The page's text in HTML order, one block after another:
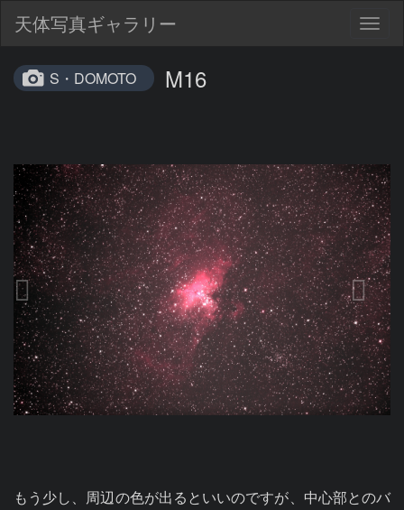
天体写真ギャラリー
S・DOMOTO M16
もう少し、周辺の色が出るといいのですが、中心部とのバ